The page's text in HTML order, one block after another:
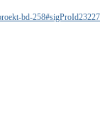
bd-